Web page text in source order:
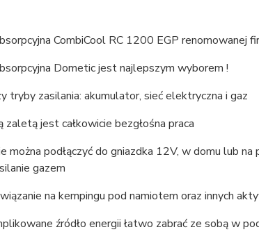
CombiCool RC 1200 EGP renomowanej
Dometic jest najlepszym wyborem !
tryby zasilania: akumulator, sieć elektryczna i gaz
jest całkowicie bezgłośna praca
można podłączyć do gniazdka 12V, w domu lub
gazem
na kempingu pod namiotem oraz innych
źródło energii łatwo zabrać ze sobą w